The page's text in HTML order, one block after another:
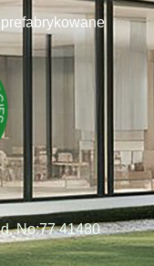
No:77 41480